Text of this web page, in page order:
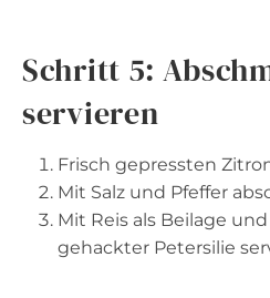
Schritt 5:
servieren
Frisch gepressten
Mit Salz und Pfeffer
Mit Reis als Beilage
gehackter Petersilie